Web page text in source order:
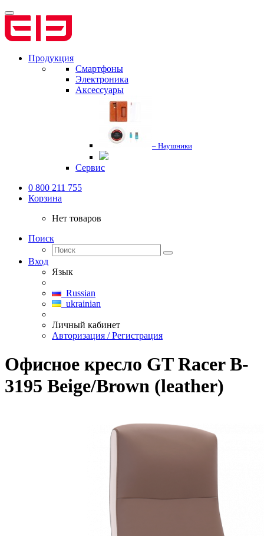
Продукция
Смартфоны
Электроника
Аксессуары
– Наушники
Сервис
0 800 211 755
Корзина
Нет товаров
Поиск
Вход
Язык
Russian
ukrainian
Личный кабинет
Авторизация / Регистрация
Офисное кресло GT Racer B-
3195 Beige/Brown (leather)